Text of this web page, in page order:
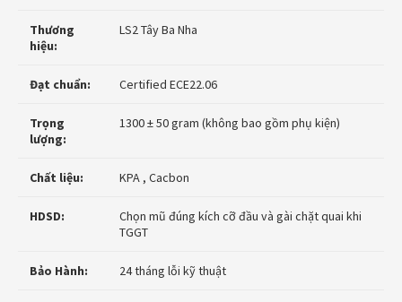
Thương
hiệu:
LS2 Tây Ba Nha
Đạt chuẩn: Certified ECE22.06
Trọng
lượng:
1300 ± 50 gram (không bao gồm phụ kiện)
Chất liệu: KPA , Cacbon
HDSD:
Chọn mũ đúng kích cỡ đầu và gài chặt quai khi
TGGT
Bảo Hành: 24 tháng lỗi kỹ thuật